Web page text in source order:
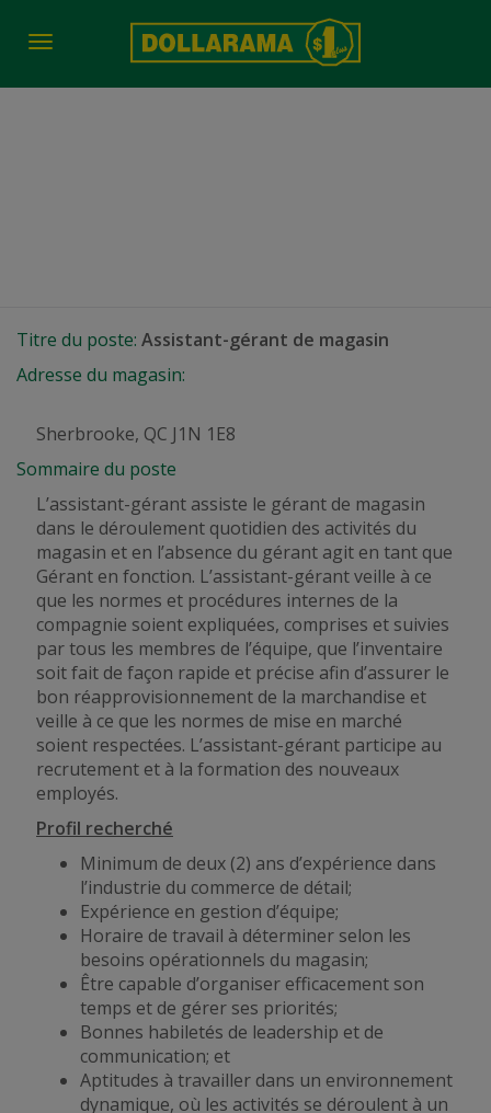
Toggle
Titre du poste: Assistant-gérant de magasin
Adresse du magasin:
Sherbrooke, QC J1N 1E8
Sommaire du poste
L’assistant-gérant assiste le gérant de magasin
dans le déroulement quotidien des activités du
magasin et en l’absence du gérant agit en tant que
Gérant en fonction. L’assistant-gérant veille à ce
que les normes et procédures internes de la
compagnie soient expliquées, comprises et suivies
par tous les membres de l’équipe, que l’inventaire
soit fait de façon rapide et précise afin d’assurer le
bon réapprovisionnement de la marchandise et
veille à ce que les normes de mise en marché
soient respectées. L’assistant-gérant participe au
recrutement et à la formation des nouveaux
employés.
Profil recherché
Minimum de deux (2) ans d’expérience dans
l’industrie du commerce de détail;
Expérience en gestion d’équipe;
Horaire de travail à déterminer selon les
besoins opérationnels du magasin;
Être capable d’organiser efficacement son
temps et de gérer ses priorités;
Bonnes habiletés de leadership et de
communication; et
Aptitudes à travailler dans un environnement
dynamique, où les activités se déroulent à un